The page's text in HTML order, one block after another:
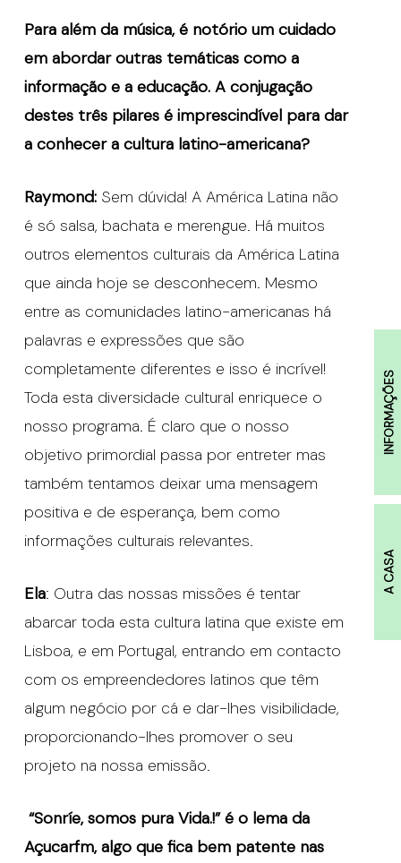
INFORMAÇÕES
A CASA
Para além da música, é notório um cuidado
em abordar outras temáticas como a
informação e a educação. A conjugação
destes três pilares é imprescindível para dar
a conhecer a cultura latino-americana?
Raymond: Sem dúvida! A América Latina não
é só salsa, bachata e merengue. Há muitos
outros elementos culturais da América Latina
que ainda hoje se desconhecem. Mesmo
entre as comunidades latino-americanas há
palavras e expressões que são
completamente diferentes e isso é incrível!
Toda esta diversidade cultural enriquece o
nosso programa. É claro que o nosso
objetivo primordial passa por entreter mas
também tentamos deixar uma mensagem
positiva e de esperança, bem como
informações culturais relevantes.
Ela: Outra das nossas missões é tentar
abarcar toda esta cultura latina que existe em
Lisboa, e em Portugal, entrando em contacto
com os empreendedores latinos que têm
algum negócio por cá e dar-lhes visibilidade,
proporcionando-lhes promover o seu
projeto na nossa emissão.
“Sonríe, somos pura Vida.!” é o lema da
Açucarfm, algo que fica bem patente nas